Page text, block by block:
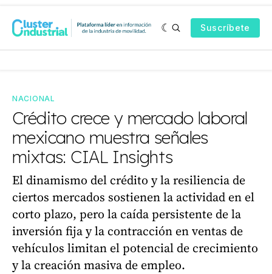
Suscríbete
NACIONAL
Crédito crece y mercado laboral
mexicano muestra señales
mixtas: CIAL Insights
El dinamismo del crédito y la resiliencia de
ciertos mercados sostienen la actividad en el
corto plazo, pero la caída persistente de la
inversión fija y la contracción en ventas de
vehículos limitan el potencial de crecimiento
y la creación masiva de empleo.